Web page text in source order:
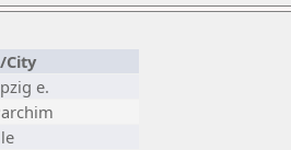
City
e.